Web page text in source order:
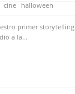
cine halloween
primer storytelling
a la...